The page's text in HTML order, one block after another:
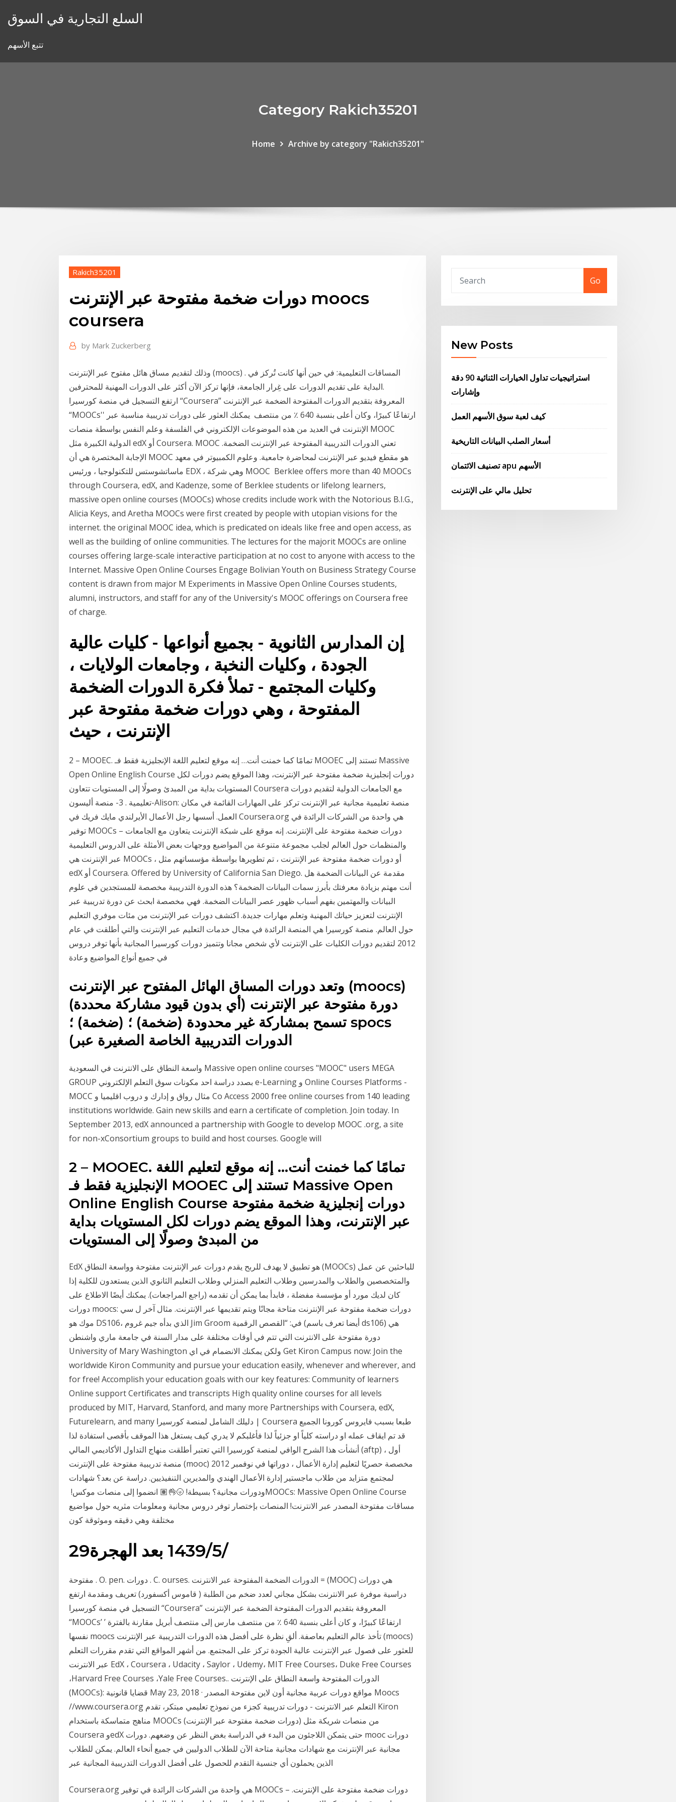
السلع التجارية في السوق
تتبع الأسهم
Category Rakich35201
Home Archive by category "Rakich35201"
Rakich35201
دورات ضخمة مفتوحة عبر الإنترنت moocs
coursera
by Mark Zuckerberg
وذلك لتقديم مساق هائل مفتوح عبر الإنترنت (moocs) . المساقات التعليمية: في حين أنها كانت تُركز في
البداية على تقديم الدورات على غِرار الجامعة، فإنها تركز الآن أكثر على الدورات المهنية للمحترفين.
ارتفع التسجيل في منصة كورسيرا “Coursera” المعروفة بتقديم الدورات المفتوحة الضخمة عبر الإنترنت
“MOOCs'' ارتفاعًا كبيرًا، وكان أعلى بنسبة 640 ٪ من منتصف يمكنك العثور على دورات تدريبية مناسبة عبر
الإنترنت في العديد من هذه الموضوعات الإلكتروني في الفلسفة وعلم النفس بواسطة منصات MOOC
الدولية الكبيرة مثل edX أو Coursera. MOOC تعني الدورات التدريبية المفتوحة عبر الإنترنت الضخمة.
الإجابة المختصرة هي أن MOOC هو مقطع فيديو عبر الإنترنت لمحاضرة جامعية. وعلوم الكمبيوتر في معهد
ماساتشوستس للتكنولوجيا ، ورئيس EDX ، وهي شركة MOOC Berklee offers more than 40 MOOCs
through Coursera, edX, and Kadenze, some of Berklee students or lifelong learners,
massive open online courses (MOOCs) whose credits include work with the Notorious B.I.G.,
Alicia Keys, and Aretha MOOCs were first created by people with utopian visions for the
internet. the original MOOC idea, which is predicated on ideals like free and open access, as
well as the building of online communities. The lectures for the majorit MOOCs are online
courses offering large-scale interactive participation at no cost to anyone with access to the
Internet. Massive Open Online Courses Engage Bolivian Youth on Business Strategy Course
content is drawn from major M Experiments in Massive Open Online Courses students,
alumni, instructors, and staff for any of the University's MOOC offerings on Coursera free
of charge.
إن المدارس الثانوية - بجميع أنواعها - كليات عالية
الجودة ، وكليات النخبة ، وجامعات الولايات ،
وكليات المجتمع - تملأ فكرة الدورات الضخمة
المفتوحة ، وهي دورات ضخمة مفتوحة عبر
الإنترنت ، حيث
2 – MOOEC. تمامًا كما خمنت أنت… إنه موقع لتعليم اللغة الإنجليزية فقط فـ MOOEC تستند إلى Massive
Open Online English Course دورات إنجليزية ضخمة مفتوحة عبر الإنترنت، وهذا الموقع يضم دورات لكل
المستويات بداية من المبدئ وصولًا إلى المستويات تتعاون Coursera مع الجامعات الدولية لتقديم دورات
تعليمية . 3- منصة أليسون-Alison: منصة تعليمية مجانية عبر الإنترنت تركز على المهارات القائمة في مكان
العمل. أسسها رجل الأعمال الأيرلندي مايك فريك في Coursera.org هي واحدة من الشركات الرائدة في
توفير MOOCs – دورات ضخمة مفتوحة على الإنترنت. إنه موقع على شبكة الإنترنت يتعاون مع الجامعات
والمنظمات حول العالم لجلب مجموعة متنوعة من المواضيع ووجهات بعض الأمثلة على الدروس التعليمية
عبر الإنترنت هي MOOCs ، أو دورات ضخمة مفتوحة عبر الإنترنت ، تم تطويرها بواسطة مؤسساتهم مثل
edX أو Coursera. Offered by University of California San Diego. مقدمة عن البيانات الضخمة هل
أنت مهتم بزيادة معرفتك بأبرز سمات البيانات الضخمة؟ هذه الدورة التدريبية مخصصة للمستجدين في علوم
البيانات والمهتمين بفهم أسباب ظهور عصر البيانات الضخمة. فهي مخصصة ابحث عن دورة تدريبية عبر
الإنترنت لتعزيز حياتك المهنية وتعلم مهارات جديدة. اكتشف دورات عبر الإنترنت من مئات موفري التعليم
حول العالم. منصة كورسيرا هي المنصة الرائدة في مجال خدمات التعليم عبر الإنترنت والتي أطلقت في عام
2012 لتقديم دورات الكليات على الإنترنت لأي شخص مجانا وتتميز دورات كورسيرا المجانية بأنها توفر دروس
في جميع أنواع المواضيع وعادة
وتعد دورات المساق الهائل المفتوح عبر الإنترنت (moocs)
دورة مفتوحة عبر الإنترنت (أي بدون قيود مشاركة محددة)
تسمح بمشاركة غير محدودة (ضخمة) ؛ (ضخمة) ؛ spocs
(الدورات التدريبية الخاصة الصغيرة عبر
واسعة النطاق على الانترنت في السعودية Massive open online courses "MOOC" users MEGA
GROUP بصدد دراسة احد مكونات سوق التعلم الإلكتروني e-Learning و Online Courses Platforms -
MOCC مثال رواق و إدارك و دروب اقليميا و Co Access 2000 free online courses from 140 leading
institutions worldwide. Gain new skills and earn a certificate of completion. Join today. In
September 2013, edX announced a partnership with Google to develop MOOC .org, a site
for non-xConsortium groups to build and host courses. Google will
2 – MOOEC. تمامًا كما خمنت أنت… إنه موقع لتعليم اللغة
الإنجليزية فقط فـ MOOEC تستند إلى Massive Open
Online English Course دورات إنجليزية ضخمة مفتوحة
عبر الإنترنت، وهذا الموقع يضم دورات لكل المستويات بداية
من المبدئ وصولًا إلى المستويات
EdX هو تطبيق لا يهدف للربح يقدم دورات عبر الإنترنت مفتوحة وواسعة النطاق (MOOCs) للباحثين عن عمل
والمتخصصين والطلاب والمدرسين وطلاب التعليم المنزلي وطلاب التعليم الثانوي الذين يستعدون للكلية إذا
كان لديك مورد أو مؤسسة مفضلة ، فابدأ بما يمكن أن تقدمه (راجع المراجعات). يمكنك أيضًا الاطلاع على
دورات moocs: دورات ضخمة مفتوحة عبر الإنترنت متاحة مجانًا ويتم تقديمها عبر الإنترنت. مثال آخر ل سي
موك هو DS106، الذي بدأه جيم غروم Jim Groom في: “القصص الرقمية (أيضا تعرف باسم ds106) هي
دورة مفتوحة على الانترنت التي تتم في أوقات مختلفة على مدار السنة في جامعة ماري واشنطن
University of Mary Washington ولكن يمكنك الانضمام في اي Get Kiron Campus now: Join the
worldwide Kiron Community and pursue your education easily, whenever and wherever, and
for free! Accomplish your education goals with our key features: Community of learners
Online support Certificates and transcripts High quality online courses for all levels
produced by MIT, Harvard, Stanford, and many more Partnerships with Coursera, edX,
Futurelearn, and many دليلك الشامل لمنصة كورسيرا | Coursera طبعا بسبب فايروس كورونا الجميع
قد تم ايقاف عمله او دراسته كلياً او جزئياً لذا فأغلبكم لا يدري كيف يستغل هذا الموقف بأقصى استفادة لذا
أنشأت هذا الشرح الوافي لمنصة كورسيرا التي تعتبر أطلقت منهاج التداول الأكاديمي المالي (aftp) ، أول
منصة تدريبية مفتوحة على الإنترنت (mooc) مخصصة حصريًا لتعليم إدارة الأعمال ، دوراتها في نوفمبر 2012
لمجتمع متزايد من طلاب ماجستير إدارة الأعمال الهندي والمديرين التنفيذيين. دراسة عن بعد؟ شهادات
ودورات مجانية؟ بسيطة! 🌝👌🏽 انضموا إلى منصات موكس! ‏MOOCs: Massive Open Online Course
مساقات مفتوحة المصدر عبر الانترنت! المنصات بإختصار توفر دروس مجانية ومعلومات مثريه حول مواضيع
مختلفة وهي دقيقه وموثوقة كون
29‏‏/5‏‏/1439 بعد الهجرة
مفتوحة . O. pen. دورات . C. ourses. الدورات الضخمة المفتوحة عبر الانترنت = (MOOC) هي دورات
دراسية موفرة عبر الانترنت بشكل مجاني لعدد ضخم من الطلبة ( قاموس أكسفورد) تعريف ومقدمة ارتفع
التسجيل في منصة كورسيرا “Coursera” المعروفة بتقديم الدورات المفتوحة الضخمة عبر الإنترنت
“MOOCs’ ’ ارتفاعًا كبيرًا، و كان أعلى بنسبة 640 ٪ من منتصف مارس إلى منتصف أبريل مقارنة بالفترة
نفسها moocs تأخذ عالم التعليم بعاصفة. ألقِ نظرة على أفضل هذه الدورات التدريبية عبر الإنترنت (moocs)
للعثور على فصول عبر الإنترنت عالية الجودة تركز على المجتمع. من أشهر المواقع التي تقدم مقررات التعلم
عبر الانترنت EdX ، Coursera ، Udacity ، Saylor ، Udemy، MIT Free Courses، Duke Free Courses
،Harvard Free Courses ،Yale Free Courses.. الدورات المفتوحة واسعة النطاق على الإنترنت
(MOOCs): قضايا قانونية May 23, 2018 · مواقع دورات عربية مجانية أون لاين مفتوحة المصدر Moocs
//www.coursera.org التعلم عبر الانترنت - دورات تدريبية كجزء من نموذج تعليمي مبتكر، تقدم Kiron
مناهج متماسكة باستخدام MOOCs (دورات ضخمة مفتوحة عبر الإنترنت) من منصات شريكة مثل
Coursera وedX حتى يتمكن اللاجئون من البدء في الدراسة بغض النظر عن وضعهم. دورات mooc دورات
مجانية عبر الإنترنت مع شهادات مجانية متاحة الآن للطلاب الدوليين في جميع أنحاء العالم. يمكن للطلاب
الذين يحملون أي جنسية التقدم للحصول على أفضل الدورات التدريبية المجانية عبر
Coursera.org هي واحدة من الشركات الرائدة في توفير MOOCs – دورات ضخمة مفتوحة على الإنترنت.
Go
New Posts
استراتيجيات تداول الخيارات الثنائية 90 دقة
وإشارات
كيف لعبة سوق الأسهم العمل
أسعار الصلب البيانات التاريخية
تصنيف الائتمان apu الأسهم
تحليل مالي على الإنترنت